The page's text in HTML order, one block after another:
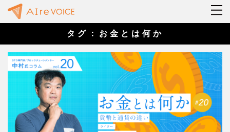
タグ：お金とは何か